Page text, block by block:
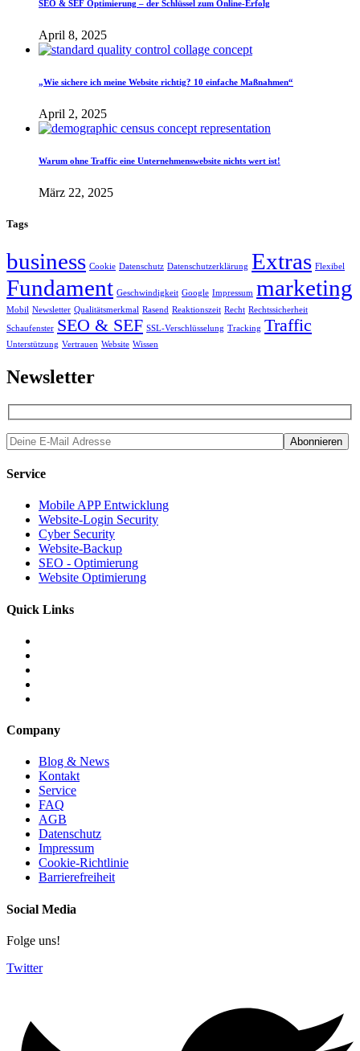
SEO & SEF Optimierung – der Schlüssel zum Online-Erfolg
April 8, 2025
„Wie sichere ich meine Website richtig? 10 einfache Maßnahmen“
April 2, 2025
Warum ohne Traffic eine Unternehmenswebsite nichts wert ist!
März 22, 2025
Tags
business Cookie Datenschutz Datenschutzerklärung Extras Flexibel
Fundament Geschwindigkeit Google Impressum marketing
Mobil Newsletter Qualitätsmerkmal Rasend Reaktionszeit Recht Rechtssicherheit
Schaufenster SEO & SEF SSL-Verschlüsselung Tracking Traffic
Unterstützung Vertrauen Website Wissen
Newsletter
Service
Mobile APP Entwicklung
Website-Login Security
Cyber Security
Website-Backup
SEO - Optimierung
Website Optimierung
Quick Links
Company
Blog & News
Kontakt
Service
FAQ
AGB
Datenschutz
Impressum
Cookie-Richtlinie
Barrierefreiheit
Social Media
Folge uns!
Twitter